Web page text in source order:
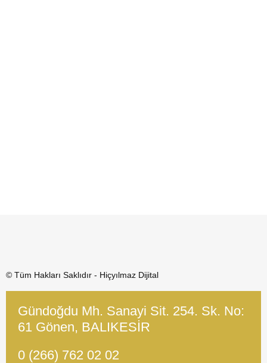
© Tüm Hakları Saklıdır - Hiçyılmaz Dijital
Gündoğdu Mh. Sanayi Sit. 254. Sk. No:
61 Gönen, BALIKESİR
0 (266) 762 02 02